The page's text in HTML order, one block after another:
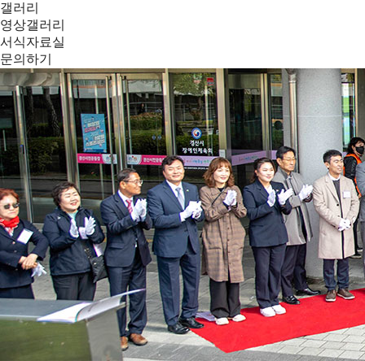
갤러리
영상갤러리
서식자료실
문의하기